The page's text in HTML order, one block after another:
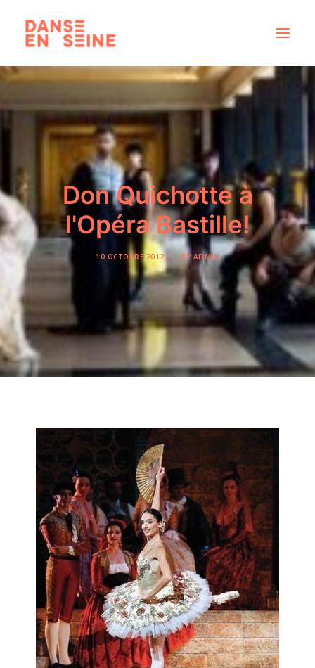
DISPOSITIFS ARTISTIQUES
NOUS REJOINDRE
RECHERCHE
Don Quichotte à
l'Opéra Bastille!
10 OCTOBRE 2012 | BY ADMIN